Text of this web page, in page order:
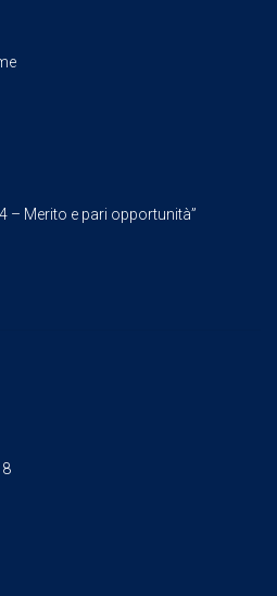
– Merito e pari opportunità”